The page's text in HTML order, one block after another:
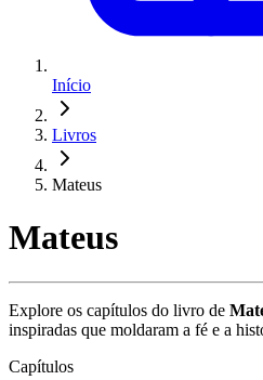
Início
Livros
Mateus
Mateus
Explore os capítulos do livro de
inspiradas que moldaram a fé e a
Capítulos